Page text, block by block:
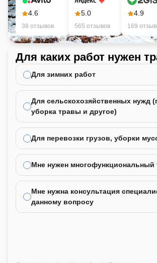
4.6
38 отзывов
5.0
565 отзывов
4.9
169
Для каких работ нужен
Для зимних работ
Для сельскохозяйственных нужд
уборка травы и другое)
Для перевозки грузов, уборки
Мне нужен многофункциональный
Мне нужна консультация
данному вопросу